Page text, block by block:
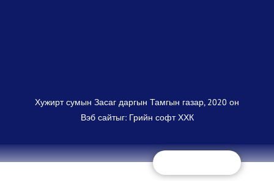
Хужирт сумын Засаг даргын Тамгын газар, 2020 он
Вэб сайтыг: Грийн софт ХХК